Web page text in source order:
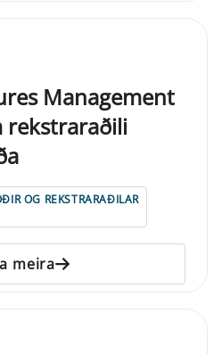
Management
rekstraraðili
OG REKSTRARAÐILAR
meira